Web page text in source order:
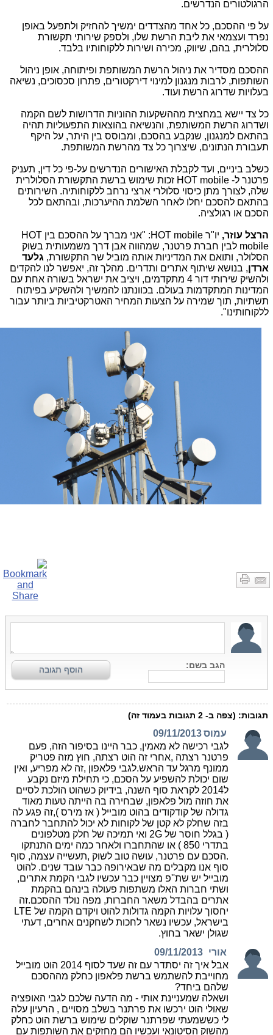
הרגולטורים הנדרשים.
על פי ההסכם, כל אחד מהצדדים ימשיך להחזיק ולתפעל באופן
נפרד ועצמאי את ליבת הרשת שלו, ולספק שירותי תקשורת
סלולרית, בהם, שיווק, מכירה ושירות ללקוחותיו בלבד.
ההסכם מסדיר את ניהול הרשת המשותפת ופיתוחה, אופן ניהול
השותפות, לרבות מנגנון למינוי דירקטורים, פתרון סכסוכים, נשיאה
בעלויות שדרוג הרשת ועוד.
כל צד יישא במחצית מההשקעות ההוניות הדרושות לשם הקמה
ושדרוג הרשת המשותפת, והנשיאה בהוצאות התפעוליות תהיה
בהתאם למנגנון, שנקבע בהסכם, ומבוסס בין היתר, על היקף
תעבורת הנתונים, שיצרוך כל צד מהרשת המשותפת.
כשלב ביניים, ועד לקבלת האישורים הנדרשים על-פי כל דין, תעניק
פרטנר ל-HOT mobile זכות שימוש ברשת התקשורת הסלולרית
שלה, לצורך מתן כיסוי סלולרי ארצי נרחב ללקוחותיה. השירותים
בהתאם להסכם יחלו לאחר השלמת ההיערכות, ובהתאם לכל
הסכם או רגולציה.
הרצל עוזר,יו"רHOT mobile: "אני מברך על ההסכם בין HOT
mobileלבין חברת פרטנר, שמהווה אבן דרך משמעותית בשוק
הסלולר, ותואם את המדיניות אותה מוביל שר התקשורת, גלעד
ארדן, בנושא שיתוף אתרים ותדרים. מהלך זה, יאפשר לנו להקדים
ולהשיק שירותי דור 4 מתקדמים, ויציב את ישראל בשורה אחת עם
המדינות המתקדמות בעולם. בכוונתנו להמשיך ולהשקיע בפיתוח
תשתיות, תוך שמירה על הצעות המחיר האטרקטיביות ביותר עבור
ללקוחותינו".